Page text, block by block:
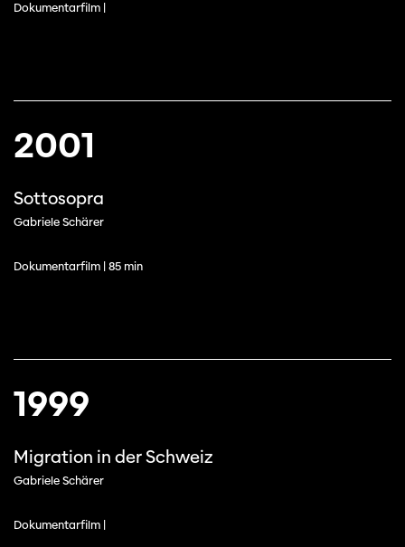
Dokumentarfilm |
2001
Sottosopra
Gabriele Schärer
Dokumentarfilm | 85 min
1999
Migration in der Schweiz
Gabriele Schärer
Dokumentarfilm |